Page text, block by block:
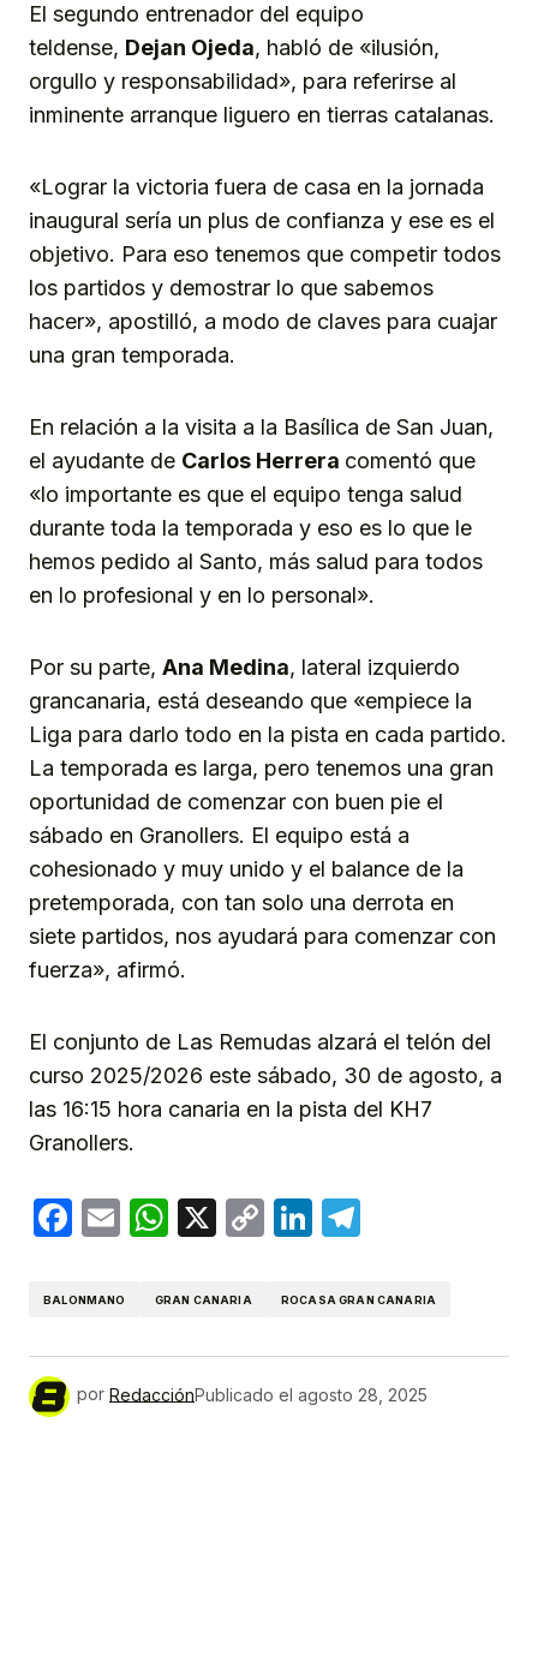
El segundo entrenador del equipo
teldense, Dejan Ojeda, habló de «ilusión,
orgullo y responsabilidad», para referirse al
inminente arranque liguero en tierras catalanas.
«Lograr la victoria fuera de casa en la jornada
inaugural sería un plus de confianza y ese es el
objetivo. Para eso tenemos que competir todos
los partidos y demostrar lo que sabemos
hacer», apostilló, a modo de claves para cuajar
una gran temporada.
En relación a la visita a la Basílica de San Juan,
el ayudante de Carlos Herrera comentó que
«lo importante es que el equipo tenga salud
durante toda la temporada y eso es lo que le
hemos pedido al Santo, más salud para todos
en lo profesional y en lo personal».
Por su parte, Ana Medina, lateral izquierdo
grancanaria, está deseando que «empiece la
Liga para darlo todo en la pista en cada partido.
La temporada es larga, pero tenemos una gran
oportunidad de comenzar con buen pie el
sábado en Granollers. El equipo está a
cohesionado y muy unido y el balance de la
pretemporada, con tan solo una derrota en
siete partidos, nos ayudará para comenzar con
fuerza», afirmó.
El conjunto de Las Remudas alzará el telón del
curso 2025/2026 este sábado, 30 de agosto, a
las 16:15 hora canaria en la pista del KH7
Granollers.
Facebook
EmailWhatsApp
X
CopyLinkedIn
BALONMANO GRAN CANARIA ROCASA GRAN CANARIA
por RedacciónPublicado el agosto 28, 2025